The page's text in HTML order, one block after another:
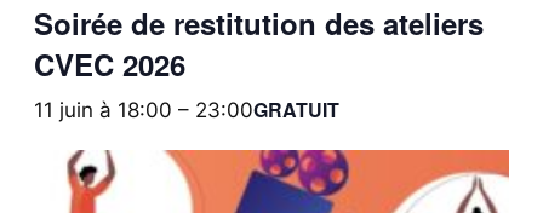
Soirée de restitution des ateliers
CVEC 2026
11 juin à 18:00 – 23:00GRATUIT